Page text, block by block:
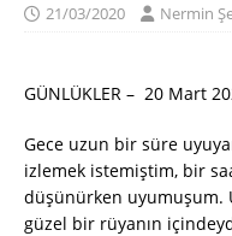
21/03/2020 Nermin
GÜNLÜKLER – 20 Mart
Gece uzun bir süre
izlemek istemiştim, bir
düşünürken uyumuşum.
güzel bir rüyanın